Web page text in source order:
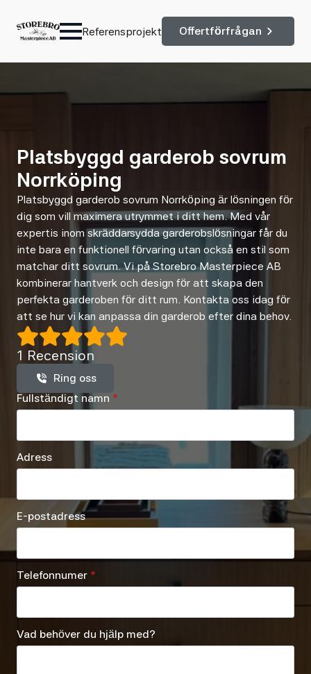
Referensprojekt Offertförfrågan
Platsbyggd garderob sovrum
Norrköping
Platsbyggd garderob sovrum Norrköping är lösningen för
dig som vill maximera utrymmet i ditt hem. Med vår
expertis inom skräddarsydda garderobslösningar får du
inte bara en funktionell förvaring utan också en stil som
matchar ditt sovrum. Vi på Storebro Masterpiece AB
kombinerar hantverk och design för att skapa den
perfekta garderoben för ditt rum. Kontakta oss idag för
att se hur vi kan anpassa din garderob efter dina behov.
1 Recension
Ring oss
Fullständigt namn *
Adress
E-postadress
Telefonnumer *
Vad behöver du hjälp med?